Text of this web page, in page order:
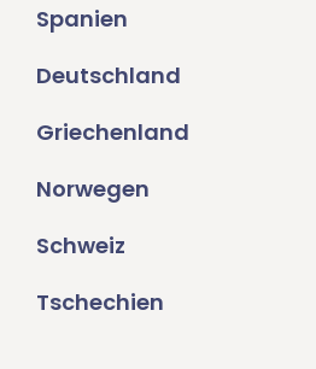
Spanien
Deutschland
Griechenland
Norwegen
Schweiz
Tschechien